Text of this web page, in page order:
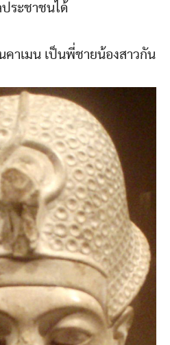
ระชาชนได้
าเมน เป็นพี่ชายน้องสาวกัน